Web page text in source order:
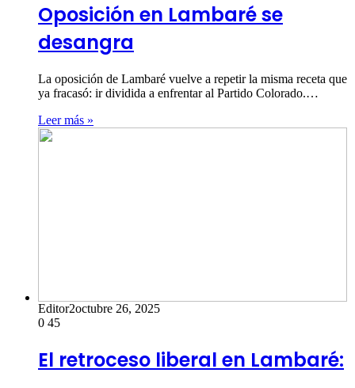
Oposición en Lambaré se
desangra
La oposición de Lambaré vuelve a repetir la misma receta que
ya fracasó: ir dividida a enfrentar al Partido Colorado.…
Leer más »
Editor2octubre 26, 2025
0 45
El retroceso liberal en Lambaré: